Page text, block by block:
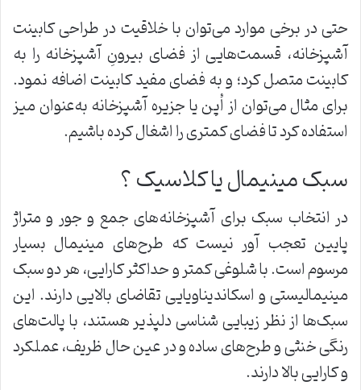
حتی در برخی موارد می‌توان با خلاقیت در طراحی کابینت
آشپزخانه، قسمت‌هایی از فضای بیرونِ آشپزخانه را به
کابینت متصل کرد؛ و به فضای مفید کابینت اضافه نمود.
برای مثال می‌توان از اُپن یا جزیره آشپزخانه به‌عنوان میز
استفاده کرد تا فضای کمتری را اشغال کرده باشیم.
سبک مینیمال یا کلاسیک ؟
در انتخاب سبک برای آشپزخانه‌های جمع و جور و متراژ
پایین تعجب آور نیست که طرح‌های مینیمال بسیار
مرسوم است. با شلوغی کمتر و حداکثر کارایی، هر دو سبک
مینیمالیستی و اسکاندیناویایی تقاضای بالایی دارند. این
سبک‌ها از نظر زیبایی شناسی دلپذیر هستند، با پالت‌های
رنگی خنثی و طرح‌های ساده و در عین حال ظریف، عملکرد
و کارایی بالا دارند.